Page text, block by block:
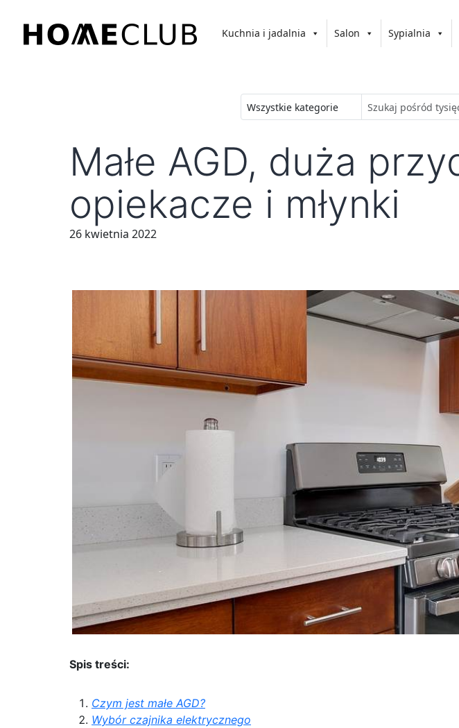
treści
Kuchnia i jadalnia Salon Sypialnia
Małe AGD, duża
opiekacze i młynki
26 kwietnia 2022
Spis treści:
Czym jest małe AGD?
Wybór czajnika elektrycznego